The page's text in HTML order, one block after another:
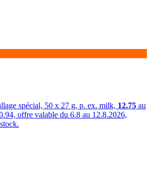
spécial, 50 x 27 g, p. ex. milk, 12.75 au
offre valable du 6.8 au 12.8.2026,